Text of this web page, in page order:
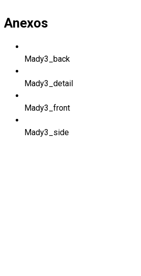
Anexos
Mady3_back
Mady3_detail
Mady3_front
Mady3_side